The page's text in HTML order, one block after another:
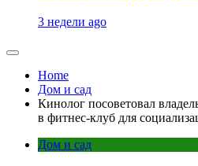
3 недели ago
Home
Дом и сад
Кинолог посоветовал
в фитнес-клуб для
Дом и сад